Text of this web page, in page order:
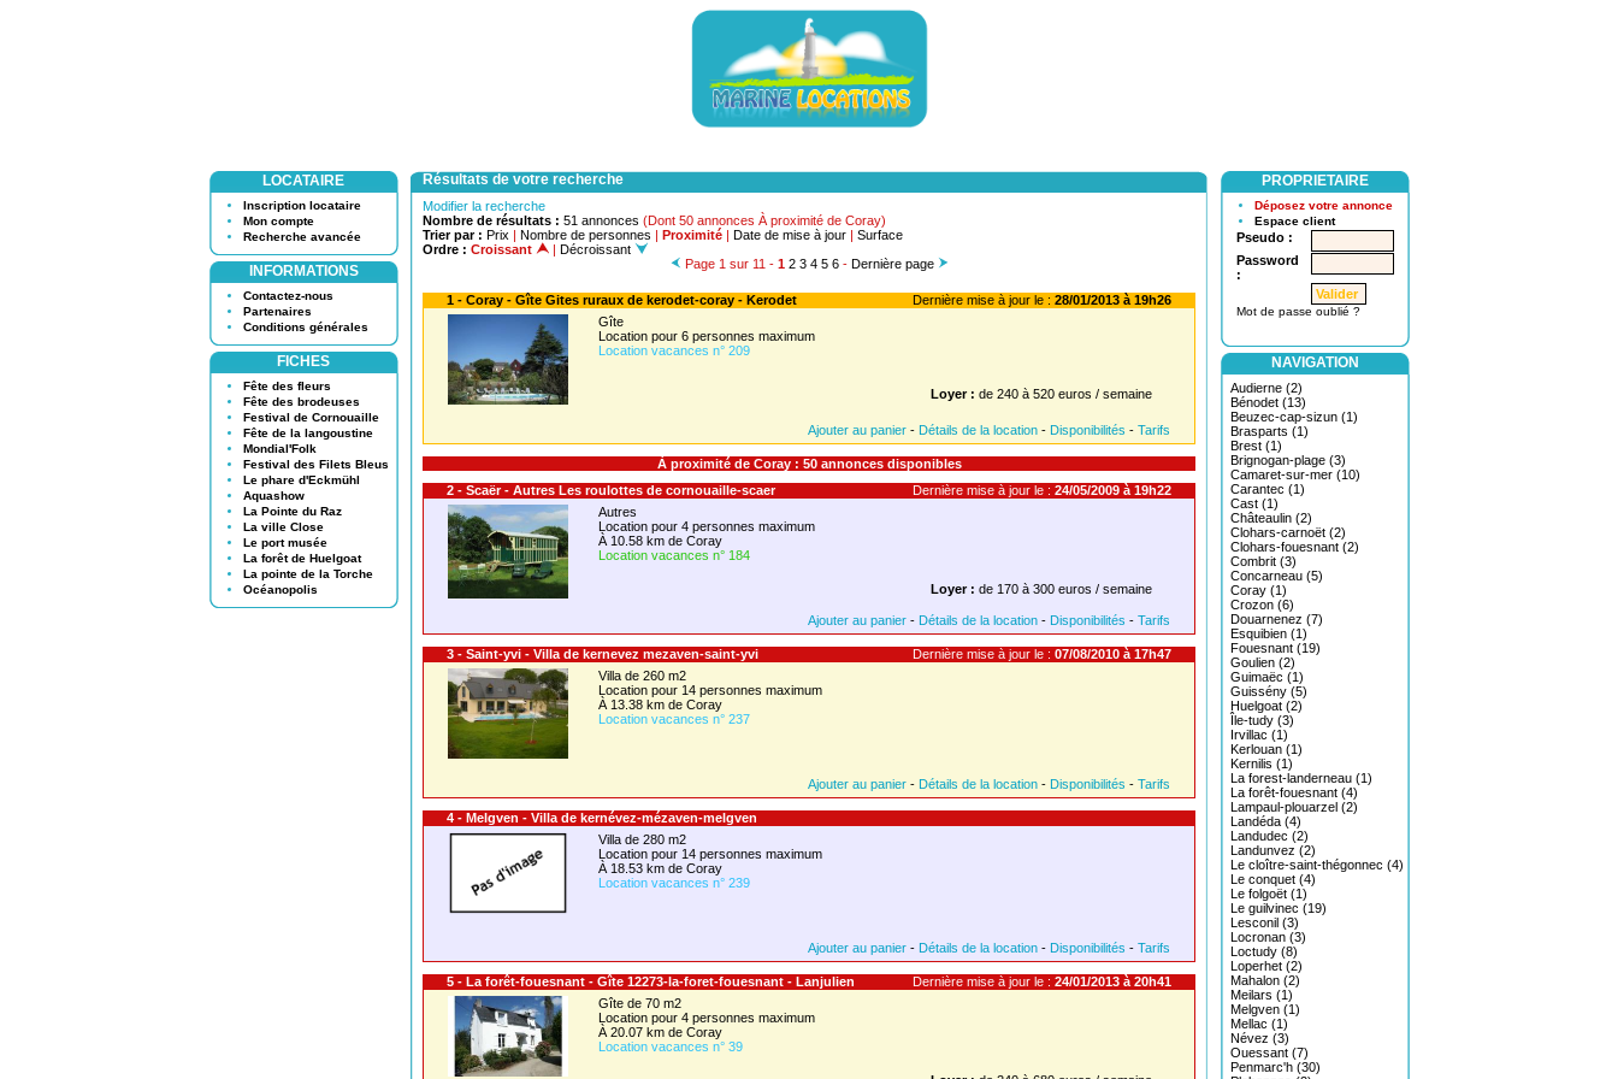
LOCATAIRE
Inscription locataire
Mon compte
Recherche avancée
INFORMATIONS
Contactez-nous
Partenaires
Conditions générales
FICHES
Fête des fleurs
Fête des brodeuses
Festival de Cornouaille
Fête de la langoustine
Mondial'Folk
Festival des Filets Bleus
Le phare d'Eckmühl
Aquashow
La Pointe du Raz
La ville Close
Le port musée
La forêt de Huelgoat
La pointe de la Torche
Océanopolis
Résultats de votre recherche
Modifier la recherche
Nombre de résultats : 51 annonces (Dont 50 annonces À proximité de Coray)
Trier par : Prix | Nombre de personnes | Proximité | Date de mise à jour | Surface
Ordre : Croissant | Décroissant
Page 1 sur 11 - 1 2 3 4 5 6- Dernière page
1 - Coray - Gîte Gites ruraux de kerodet-coray - Kerodet Dernière mise à jour le : 28/01/2013 à 19h26
Gîte
Location pour 6 personnes maximum
Location vacances n° 209
Loyer : de 240 à 520 euros / semaine
Ajouter au panier - Détails de la location - Disponibilités - Tarifs
À proximité de Coray : 50 annonces disponibles
2 - Scaër - Autres Les roulottes de cornouaille-scaer
Dernière mise à jour le : 24/05/2009 à 19h22
Autres
Location pour 4 personnes maximum
À 10.58 km de Coray
Location vacances n° 184
Loyer : de 170 à 300 euros / semaine
Ajouter au panier - Détails de la location - Disponibilités - Tarifs
3 - Saint-yvi - Villa de kernevez mezaven-saint-yvi Dernière mise à jour le : 07/08/2010 à 17h47
Villa de 260 m2
Location pour 14 personnes maximum
À 13.38 km de Coray
Location vacances n° 237
Ajouter au panier - Détails de la location - Disponibilités - Tarifs
4 - Melgven - Villa de kernévez-mézaven-melgven
Villa de 280 m2
Location pour 14 personnes maximum
À 18.53 km de Coray
Location vacances n° 239
Ajouter au panier - Détails de la location - Disponibilités - Tarifs
5 - La forêt-fouesnant - Gîte 12273-la-foret-fouesnant - Lanjulien Dernière mise à jour le : 24/01/2013 à 20h41
Gîte de 70 m2
Location pour 4 personnes maximum
À 20.07 km de Coray
Location vacances n° 39
PROPRIETAIRE
Déposez votre annonce
Espace client
Pseudo :
Password
:
Mot de passe oublié ?
NAVIGATION
Audierne (2)
Bénodet (13)
Beuzec-cap-sizun (1)
Brasparts (1)
Brest (1)
Brignogan-plage (3)
Camaret-sur-mer (10)
Carantec (1)
Cast (1)
Châteaulin (2)
Clohars-carnoët (2)
Clohars-fouesnant (2)
Combrit (3)
Concarneau (5)
Coray (1)
Crozon (6)
Douarnenez (7)
Esquibien (1)
Fouesnant (19)
Goulien (2)
Guimaëc (1)
Guissény (5)
Huelgoat (2)
Île-tudy (3)
Irvillac (1)
Kerlouan (1)
Kernilis (1)
La forest-landerneau (1)
La forêt-fouesnant (4)
Lampaul-plouarzel (2)
Landéda (4)
Landudec (2)
Landunvez (2)
Le cloître-saint-thégonnec (4)
Le conquet (4)
Le folgoët (1)
Le guilvinec (19)
Lesconil (3)
Locronan (3)
Loctudy (8)
Loperhet (2)
Mahalon (2)
Meilars (1)
Melgven (1)
Mellac (1)
Névez (3)
Ouessant (7)
Penmarc'h (30)